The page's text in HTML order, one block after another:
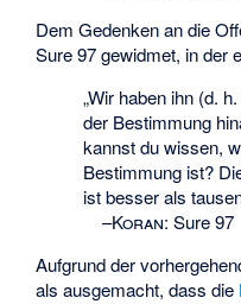
Dem Gedenken an die
Sure 97 gewidmet, in der
„Wir haben ihn (d.
der Bestimmung
kannst du wissen,
Bestimmung ist?
ist besser als
–Koran: Sure 97
Aufgrund der
als ausgemacht, dass die